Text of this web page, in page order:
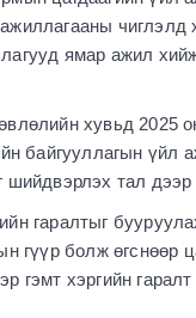
чиглэлд
ямар ажил
хувьд
байгууллагын үйл
тал
гаралтыг
гүүр болж өгснөөр
гэмт хэргийн